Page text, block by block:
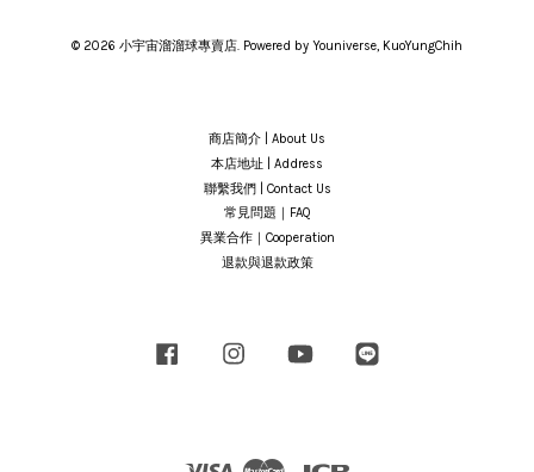
© 2026 小宇宙溜溜球專賣店. Powered by Youniverse, KuoYungChih
商店簡介 | About Us
本店地址 | Address
聯繫我們 | Contact Us
常見問題｜FAQ
異業合作｜Cooperation
退款與退款政策
Facebook Instagram YouTube
Visa Master